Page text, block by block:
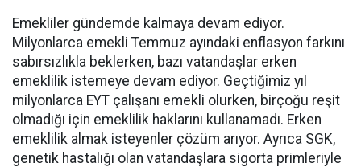
Emekliler gündemde kalmaya devam ediyor.
Milyonlarca emekli Temmuz ayındaki enflasyon farkını
sabırsızlıkla beklerken, bazı vatandaşlar erken
emeklilik istemeye devam ediyor. Geçtiğimiz yıl
milyonlarca EYT çalışanı emekli olurken, birçoğu reşit
olmadığı için emeklilik haklarını kullanamadı. Erken
emeklilik almak isteyenler çözüm arıyor. Ayrıca SGK,
genetik hastalığı olan vatandaşlara sigorta primleriyle